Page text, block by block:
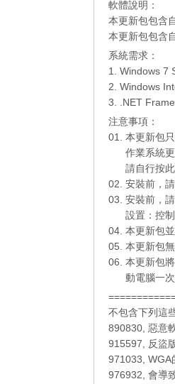
軟體說明：
本更新包包含
本更新包包含
系統需求：
1. Windows 7
2. Windows
3. .NET
注意事項：
01. 本更新包
作業系統
請自行按
02. 安裝前，
03. 安裝前，
設置：控
04. 本更新包
05. 本更新包
06. 本更新包
動電腦一
不包含下列這
890830, 惡意
915597, 反盜
971033, WGA
976932, 會導